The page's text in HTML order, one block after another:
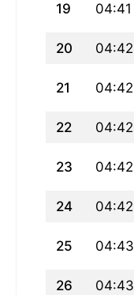
19 04:41
20 04:42
21 04:42
22 04:42
23 04:42
24 04:42
25 04:43
26 04:43